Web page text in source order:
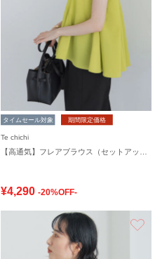
タイムセール対象 期間限定価格
Te chichi
¥4,290 -20%OFF-